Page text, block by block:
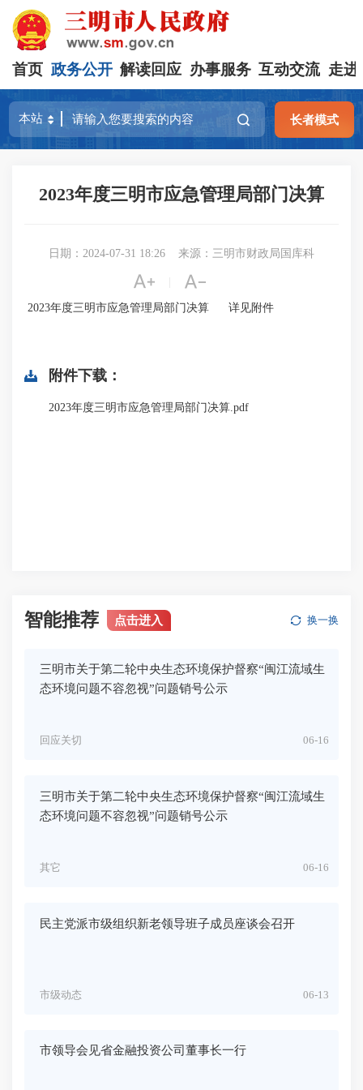
首页 政务公开 解读回应 办事服务 互动交流 走进
长者模式
2023年度三明市应急管理局部门决算
日期：2024-07-31 18:26 来源：三明市财政局国库科
 
2023年度三明市应急管理局部门决算 详见附件
附件下载：
2023年度三明市应急管理局部门决算.pdf
智能推荐 点击进入 换一换
三明市关于第二轮中央生态环境保护督察“闽江流域生
态环境问题不容忽视”问题销号公示
06-16
回应关切
三明市关于第二轮中央生态环境保护督察“闽江流域生
态环境问题不容忽视”问题销号公示
06-16
其它
民主党派市级组织新老领导班子成员座谈会召开
06-13
市级动态
市领导会见省金融投资公司董事长一行